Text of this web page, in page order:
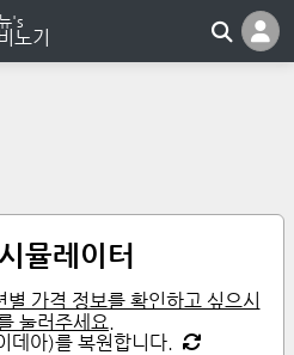
뮬레이터
가격 정보를 확인하고 싶으시
눌러주세요.
데아)를 복원합니다.